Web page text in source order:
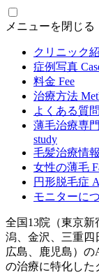
メニューを閉じる
クリニック
症例写真
料金 Fee
治療方法
よくある質問
薄毛治療専
study
毛髪治療情
女性の薄毛
円形脱毛症
モニターに
全国13院（東京
潟、金沢、三重四
広島、鹿児島）
の治療に特化した